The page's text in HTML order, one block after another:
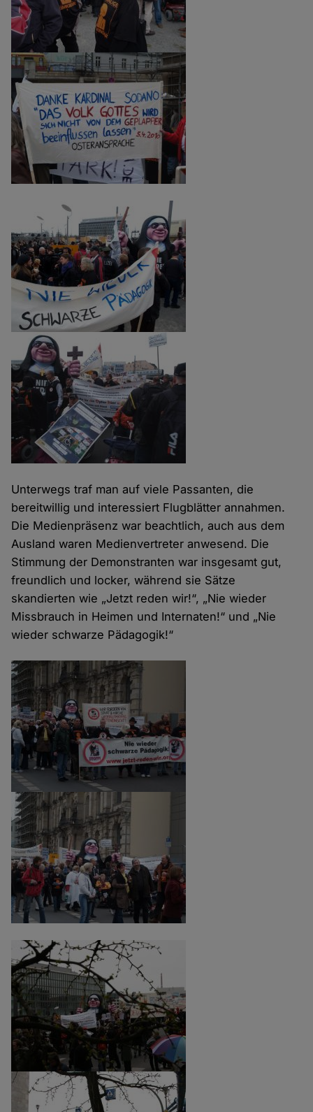
Unterwegs traf man auf viele Passanten, die
bereitwillig und interessiert Flugblätter annahmen.
Die Medienpräsenz war beachtlich, auch aus dem
Ausland waren Medienvertreter anwesend. Die
Stimmung der Demonstranten war insgesamt gut,
freundlich und locker, während sie Sätze
skandierten wie „Jetzt reden wir!“, „Nie wieder
Missbrauch in Heimen und Internaten!“ und „Nie
wieder schwarze Pädagogik!“